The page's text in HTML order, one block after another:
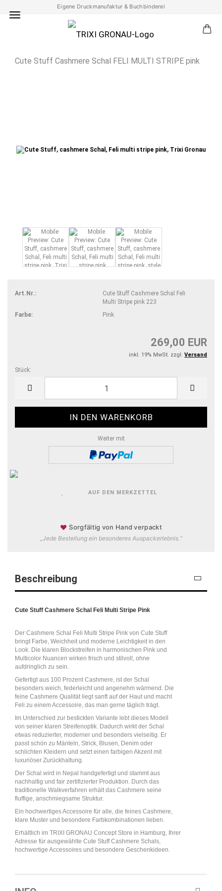
Eigene Druckmanufaktur & Buchbinderei
Cute Stuff Cashmere Schal FELI MULTI STRIPE pink
Art.Nr.:
Cute Stuff Cashmere Schal Feli
Multi Stripe pink 223
Farbe:
Pink
269,00 EUR
inkl. 19% MwSt. zzgl. Versand
Stück:
Weiter mit
AUF DEN MERKZETTEL
♥ Sorgfältig von Hand verpackt
„Jede Bestellung ein besonderes Auspackerlebnis.“
Beschreibung
Cute Stuff Cashmere Schal Feli Multi Stripe Pink
Der Cashmere Schal Feli Multi Stripe Pink von Cute Stuff
bringt Farbe, Weichheit und moderne Leichtigkeit in den
Look. Die klaren Blockstreifen in harmonischen Pink und
Multicolor Nuancen wirken frisch und stilvoll, ohne
aufdringlich zu sein.
Gefertigt aus 100 Prozent Cashmere, ist der Schal
besonders weich, federleicht und angenehm wärmend. Die
feine Cashmere Qualität liegt sanft auf der Haut und macht
Feli zu einem Accessoire, das man gerne täglich trägt.
Im Unterschied zur bestickten Variante lebt dieses Modell
von seiner klaren Streifenoptik. Dadurch wirkt der Schal
etwas reduzierter, moderner und besonders vielseitig. Er
passt schön zu Mänteln, Strick, Blusen, Denim oder
schlichten Kleidern und setzt einen farbigen Akzent mit
luxuriöser Zurückhaltung.
Der Schal wird in Nepal handgefertigt und stammt aus
nachhaltig und fair zertifizierter Produktion. Durch das
traditionelle Walkverfahren erhält das Cashmere seine
fluffige, anschmiegsame Struktur.
Ein hochwertiges Accessoire für alle, die feines Cashmere,
klare Muster und besondere Farbkombinationen lieben.
Erhältlich im TRIXI GRONAU Concept Store in Hamburg, Ihrer
Adresse für ausgewählte Cute Stuff Cashmere Schals,
hochwertige Accessoires und besondere Geschenkideen.